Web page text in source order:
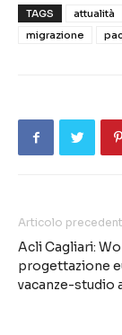
TAGS attualità
migrazione
Articolo
Acli Cagliari:
progettazione
vacanze-studio